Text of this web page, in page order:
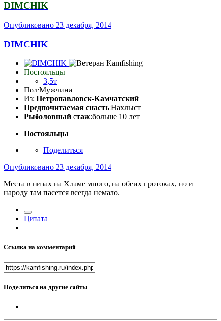
DIMCHIK
Опубликовано 23 декабря, 2014
DIMCHIK
Постояльцы
3,5т
Пол:Мужчина
Из: Петропавловск-Камчатский
Предпочитаемая снасть:Нахлыст
Рыболовный стаж:больше 10 лет
Постояльцы
Поделиться
Опубликовано 23 декабря, 2014
Места в низах на Хламе много, на обеих протоках, но и
народу там пасется всегда немало.
Цитата
Ссылка на комментарий
Поделиться на другие сайты